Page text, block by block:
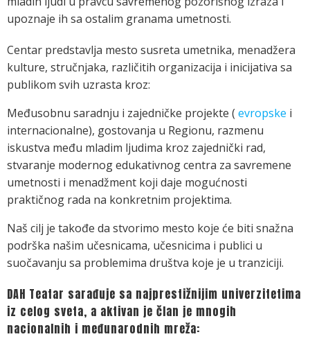
upoznaje ih sa ostalim granama umetnosti.
Centar predstavlja mesto susreta umetnika, menadžera
kulture, stručnjaka, različitih organizacija i inicijativa sa
publikom svih uzrasta kroz:
Međusobnu saradnju i zajedničke projekte ( evropske i
internacionalne), gostovanja u Regionu, razmenu
iskustva među mladim ljudima kroz zajednički rad,
stvaranje modernog edukativnog centra za savremene
umetnosti i menadžment koji daje mogućnosti
praktičnog rada na konkretnim projektima.
Naš cilj je takođe da stvorimo mesto koje će biti snažna
podrška našim učesnicama, učesnicima i publici u
suočavanju sa problemima društva koje je u tranziciji.
DAH Teatar sarađuje sa najprestižnijim univerzitetima
iz celog sveta, a aktivan je član je mnogih
nacionalnih i međunarodnih mreža: